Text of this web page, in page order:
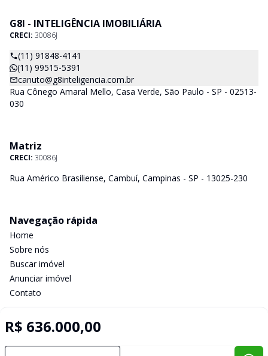
R$ 636.000,00
G8I - INTELIGÊNCIA IMOBILIÁRIA
CRECI: 30086J
(11) 91848-4141
(11) 99515-5391
canuto@g8inteligencia.com.br
Rua Cônego Amaral Mello, Casa Verde, São Paulo - SP - 02513-
030
Matriz
CRECI: 30086J
Rua Américo Brasiliense, Cambuí, Campinas - SP - 13025-230
Navegação rápida
Home
Sobre nós
Buscar imóvel
Anunciar imóvel
Contato
Selo de Tecnologia Loft